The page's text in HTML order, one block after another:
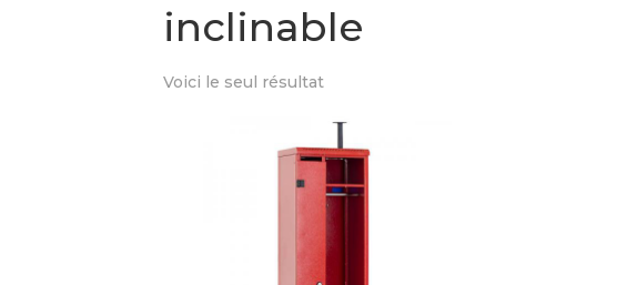
inclinable
Voici le seul résultat